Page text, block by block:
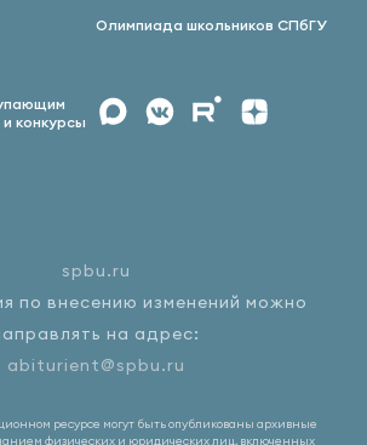
Олимпиада школьников СПбГУ
конкурсы
spbu.ru
по внесению изменений можно
на адрес:
abiturient@spbu.ru
ресурсе могут быть опубликованы архивные
физических и юридических лиц, включенных